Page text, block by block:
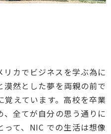
カでビジネスを学ぶ為に
然とした夢を両親の前で
えています。高校を卒業
全てが自分の思う通りに
て、NIC での生活は想像